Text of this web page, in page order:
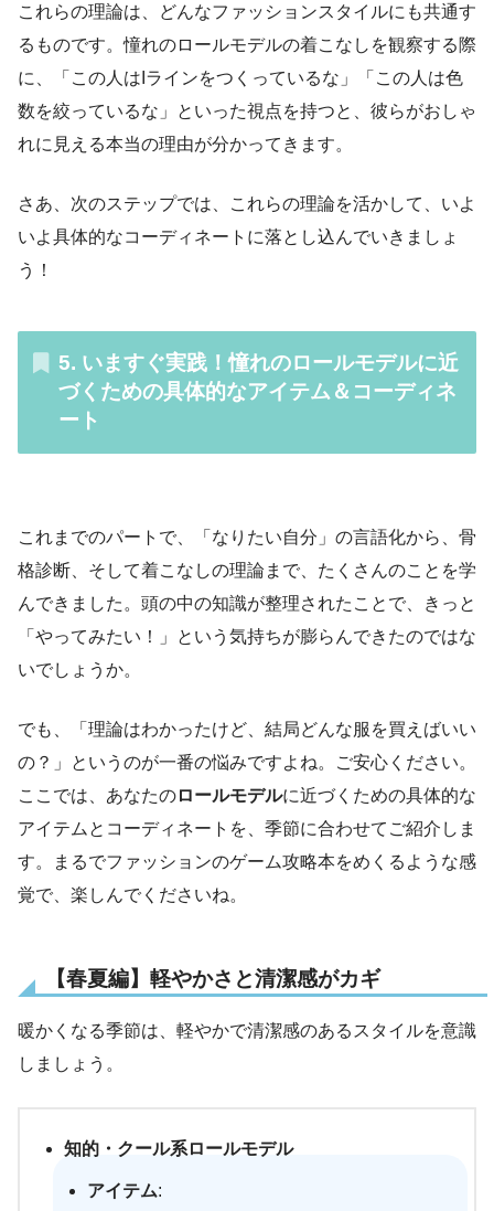
これらの理論は、どんなファッションスタイルにも共通す
るものです。憧れのロールモデルの着こなしを観察する際
に、「この人はIラインをつくっているな」「この人は色
数を絞っているな」といった視点を持つと、彼らがおしゃ
れに見える本当の理由が分かってきます。
さあ、次のステップでは、これらの理論を活かして、いよ
いよ具体的なコーディネートに落とし込んでいきましょ
う！
5. いますぐ実践！憧れのロールモデルに近
づくための具体的なアイテム＆コーディネ
ート
これまでのパートで、「なりたい自分」の言語化から、骨
格診断、そして着こなしの理論まで、たくさんのことを学
んできました。頭の中の知識が整理されたことで、きっと
「やってみたい！」という気持ちが膨らんできたのではな
いでしょうか。
でも、「理論はわかったけど、結局どんな服を買えばいい
の？」というのが一番の悩みですよね。ご安心ください。
ここでは、あなたのロールモデルに近づくための具体的な
アイテムとコーディネートを、季節に合わせてご紹介しま
す。まるでファッションのゲーム攻略本をめくるような感
覚で、楽しんでくださいね。
【春夏編】軽やかさと清潔感がカギ
暖かくなる季節は、軽やかで清潔感のあるスタイルを意識
しましょう。
知的・クール系ロールモデル
アイテム: